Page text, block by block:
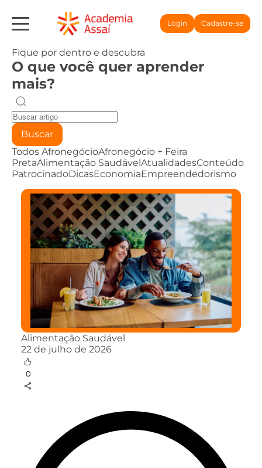
Login Cadastre-se
Fique por dentro e descubra
O que você quer aprender
mais?
Buscar
Todos AfronegócioAfronegócio + Feira
PretaAlimentação SaudávelAtualidadesConteúdo
PatrocinadoDicasEconomiaEmpreendedorismo
Alimentação Saudável
22 de julho de 2026
0